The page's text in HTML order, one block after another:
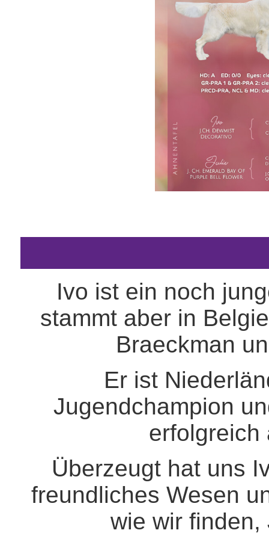
Ivo ist ein noch
stammt aber in
Braeckman
Er ist
Jugendchampion
erfolgreich
Überzeugt hat uns
freundliches Wesen
wie wir